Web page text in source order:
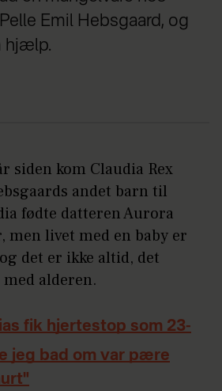
Emil Hebsgaard, og
hjælp.
siden kom Claudia Rex
andet barn til
fødte datteren Aurora
men livet med en baby er
det er ikke altid, det
alderen.
fik hjertestop som 23-
jeg bad om var pære